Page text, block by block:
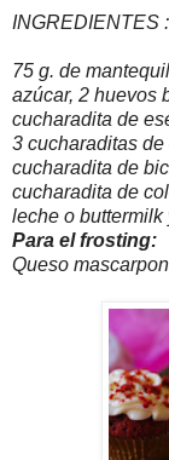
INGREDIENTES :
75 g. de
azúcar, 2 huevos
cucharadita de
3 cucharaditas
cucharadita de
cucharadita de
leche o
Para el frosting:
Queso